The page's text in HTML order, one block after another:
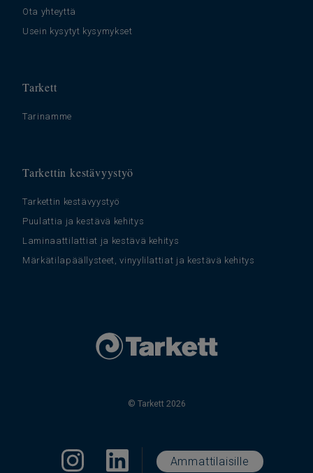
Ota yhteyttä
Usein kysytyt kysymykset
Tarkett
Tarinamme
Tarkettin kestävyystyö
Tarkettin kestävyystyö
Puulattia ja kestävä kehitys
Laminaattilattiat ja kestävä kehitys
Märkätilapäällysteet, vinyylilattiat ja kestävä kehitys
© Tarkett 2026
Ammattilaisille